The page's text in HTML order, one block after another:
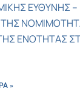
ΕΥΘΥΝΗΣ –
ΕΝΟΤΗΤΑΣ
»